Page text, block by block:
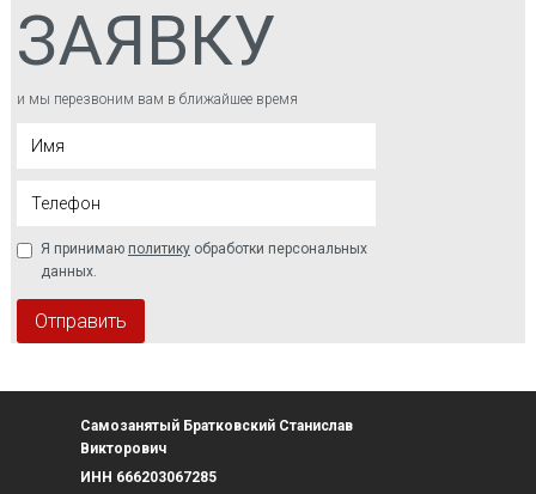
ЗАЯВКУ
и мы перезвоним вам в ближайшее время
Я принимаю политикуобработки персональных
данных.
Самозанятый Братковский Станислав
Викторович
ИНН 666203067285